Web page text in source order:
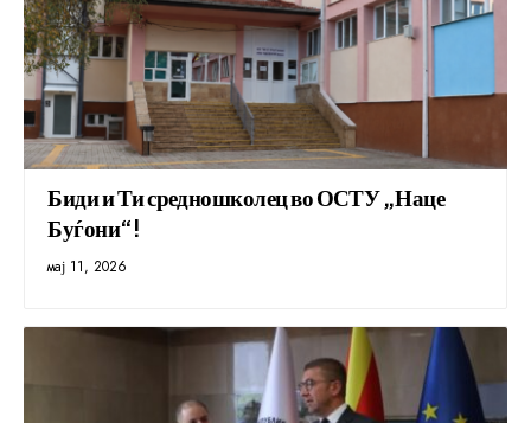
Биди и Ти средношколец во ОСТУ „Наце
Буѓони“!
мај 11, 2026